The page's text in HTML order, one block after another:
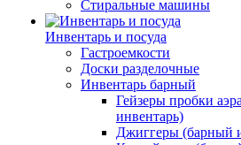
Стиральные машины
Инвентарь и посуда
Гастроемкости
Доски разделочные
Инвентарь барный
Гейзеры пробки
инвентарь)
Джиггеры (барный